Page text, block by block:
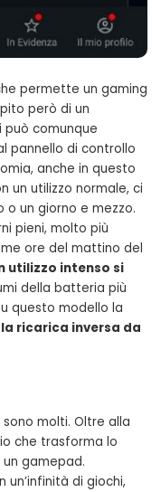
permette un gaming
però di un
comunque
pannello di controllo
anche in questo
un utilizzo normale, ci
o un giorno e mezzo.
pieni, molto più
ore del mattino del
utilizzo intenso si
della batteria più
questo modello la
la ricarica inversa da
sono molti. Oltre alla
che trasforma lo
un gamepad.
un’infinità di giochi,